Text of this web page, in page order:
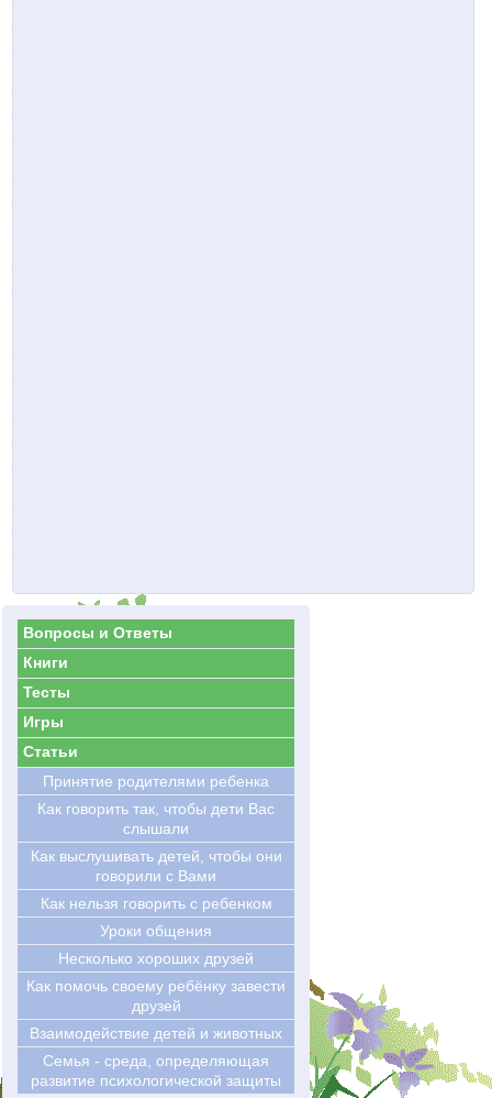
Вопросы и Ответы
Книги
Тесты
Игры
Статьи
Принятие родителями ребенка
Как говорить так, чтобы дети Вас
слышали
Как выслушивать детей, чтобы они
говорили с Вами
Как нельзя говорить с ребенком
Уроки общения
Несколько хороших друзей
Как помочь своему ребёнку завести
друзей
Взаимодействие детей и животных
Семья - среда, определяющая
развитие психологической защиты